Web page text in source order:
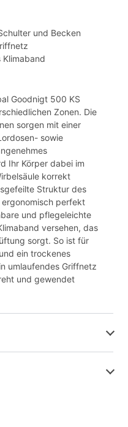
und Becken
Klimaband
Goodnigt 500 KS
Zonen. Die
sorgen mit einer
sowie
Ihr Körper dabei im
korrekt
Struktur des
perfekt
und pflegeleichte
versehen, das
sorgt. So ist für
ein trockenes
umlaufendes Griffnetz
und gewendet